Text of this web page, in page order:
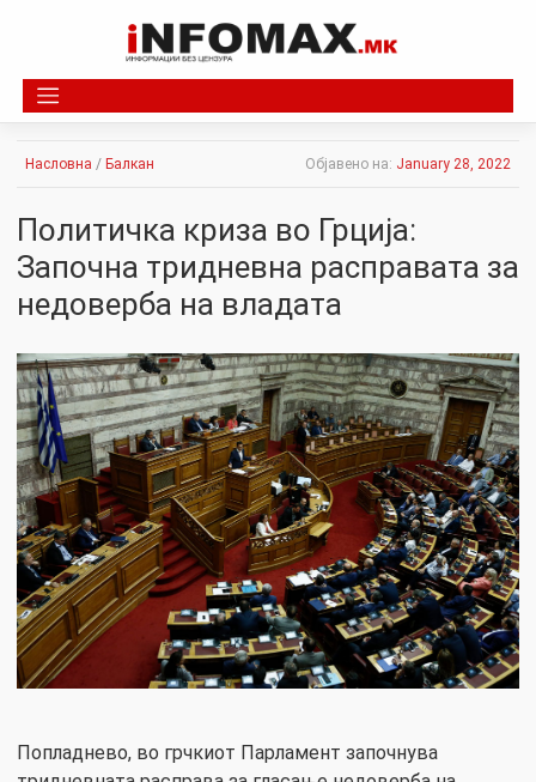
Насловна / Балкан Објавено на: January 28, 2022
Политичка кризa во Грција:
Започна тридневна расправата за
недоверба на владата
Попладнево, во грчкиот Парламент започнува